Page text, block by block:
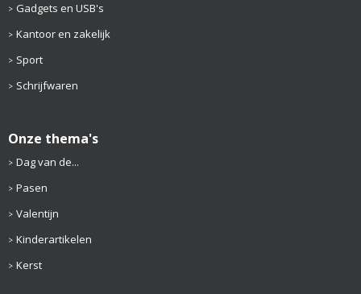
Gadgets en USB's
Kantoor en zakelijk
Sport
Schrijfwaren
Onze thema's
Dag van de...
Pasen
Valentijn
Kinderartikelen
Kerst